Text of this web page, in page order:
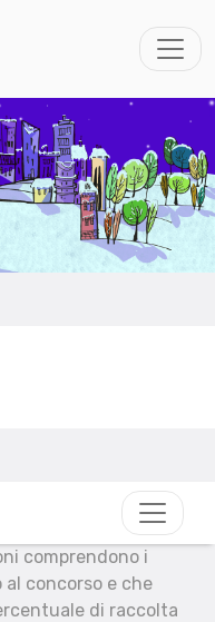
comprendono i
concorso e che
di raccolta